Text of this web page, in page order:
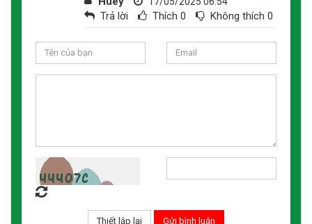
Trả lời Thích 0 Không thích 0